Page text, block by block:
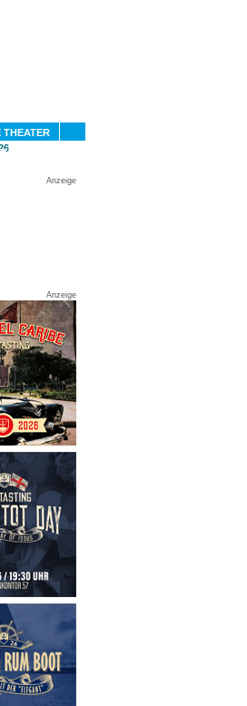
THEATER
Anzeige
Anzeige